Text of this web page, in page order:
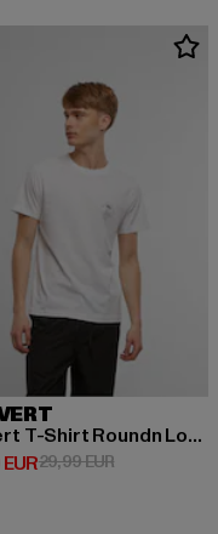
Forvert T-Shirt Roundn Lompoc
Preis: 23,99 EUR
29,99 EURAktionspreis: